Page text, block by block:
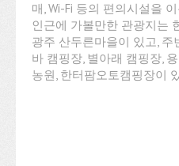
매, Wi-Fi 등의 편의시설을
인근에 가볼만한 관광지는
광주 산두른마을이 있고,
바 캠핑장, 별아래 캠핑장,
농원, 한터팜오토캠핑장이